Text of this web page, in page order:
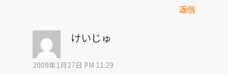
返信
けいじゅ
2009年1月27日 PM 11:29